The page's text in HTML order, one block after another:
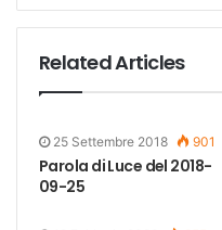
Related Articles
25 Settembre 2018 901
Parola di Luce del 2018-
09-25